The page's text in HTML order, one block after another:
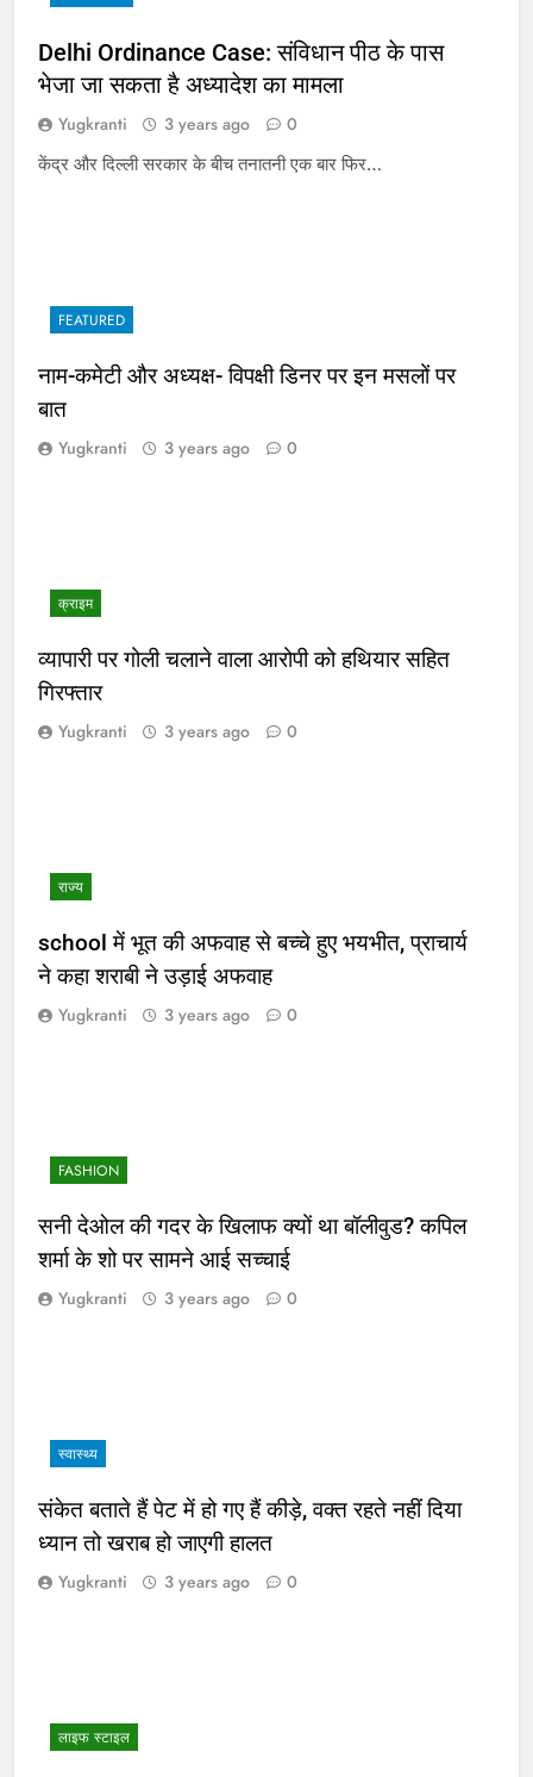
Delhi Ordinance Case: संविधान पीठ के पास
भेजा जा सकता है अध्यादेश का मामला
Yugkranti 3 years ago 0
केंद्र और दिल्ली सरकार के बीच तनातनी एक बार फिर…
FEATURED
नाम-कमेटी और अध्यक्ष- विपक्षी डिनर पर इन मसलों पर
बात
Yugkranti 3 years ago 0
क्राइम
व्यापारी पर गोली चलाने वाला आरोपी को हथियार सहित
गिरफ्तार
Yugkranti 3 years ago 0
राज्य
school में भूत की अफवाह से बच्चे हुए भयभीत, प्राचार्य
ने कहा शराबी ने उड़ाई अफवाह
Yugkranti 3 years ago 0
FASHION
सनी देओल की गदर के खिलाफ क्यों था बॉलीवुड? कपिल
शर्मा के शो पर सामने आई सच्चाई
Yugkranti 3 years ago 0
स्वास्थ्य
संकेत बताते हैं पेट में हो गए हैं कीड़े, वक्त रहते नहीं दिया
ध्यान तो खराब हो जाएगी हालत
Yugkranti 3 years ago 0
लाइफ स्टाइल